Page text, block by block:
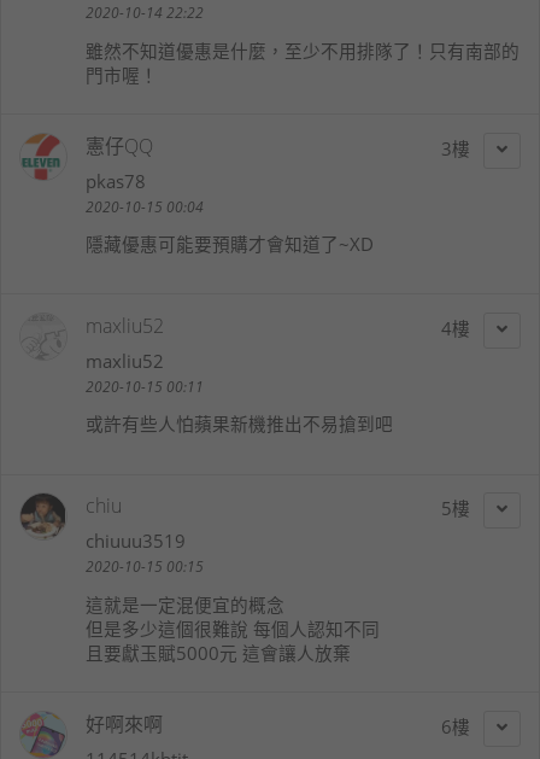
2020-10-14 22:22
雖然不知道優惠是什麼，至少不用排隊了！只有南部的
門市喔！
3
憲仔QQ
pkas78
2020-10-15 00:04
隱藏優惠可能要預購才會知道了~XD
4
maxliu52
maxliu52
2020-10-15 00:11
或許有些人怕蘋果新機推出不易搶到吧
5
chiu
chiuuu3519
2020-10-15 00:15
這就是一定混便宜的概念
但是多少這個很難說 每個人認知不同
且要獻玉賦5000元 這會讓人放棄
6
好啊來啊